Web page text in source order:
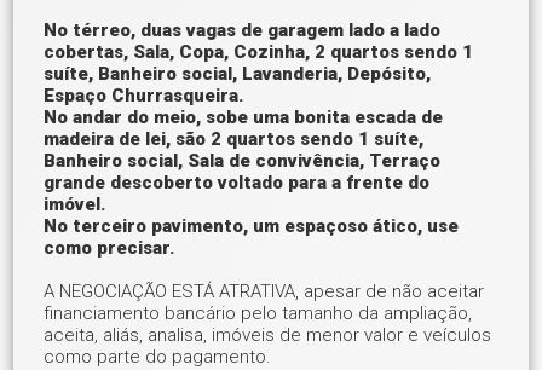
No térreo, duas vagas de garagem lado a lado
cobertas, Sala, Copa, Cozinha, 2 quartos sendo 1
suíte, Banheiro social, Lavanderia, Depósito,
Espaço Churrasqueira.
No andar do meio, sobe uma bonita escada de
madeira de lei, são 2 quartos sendo 1 suíte,
Banheiro social, Sala de convivência, Terraço
grande descoberto voltado para a frente do
imóvel.
No terceiro pavimento, um espaçoso ático, use
como precisar.
A NEGOCIAÇÃO ESTÁ ATRATIVA, apesar de não aceitar
financiamento bancário pelo tamanho da ampliação,
aceita, aliás, analisa, imóveis de menor valor e veículos
como parte do pagamento.